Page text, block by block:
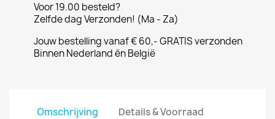
Voor 19.00 besteld?
Zelfde dag Verzonden! (Ma - Za)
Jouw bestelling vanaf € 60,- GRATIS verzonden
Binnen Nederland én België
Omschrijving Details & Voorraad